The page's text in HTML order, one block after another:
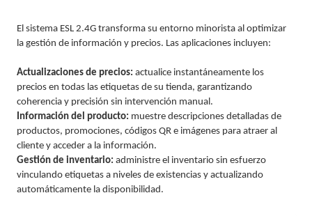
El sistema ESL 2.4G transforma su entorno minorista al optimizar
la gestión de información y precios. Las aplicaciones incluyen:
Actualizaciones de precios:actualice instantáneamente los
precios en todas las etiquetas de su tienda, garantizando
coherencia y precisión sin intervención manual.
Información del producto: muestre descripciones detalladas de
productos, promociones, códigos QR e imágenes para atraer al
cliente y acceder a la información.
Gestión de inventario:administre el inventario sin esfuerzo
vinculando etiquetas a niveles de existencias y actualizando
automáticamente la disponibilidad.